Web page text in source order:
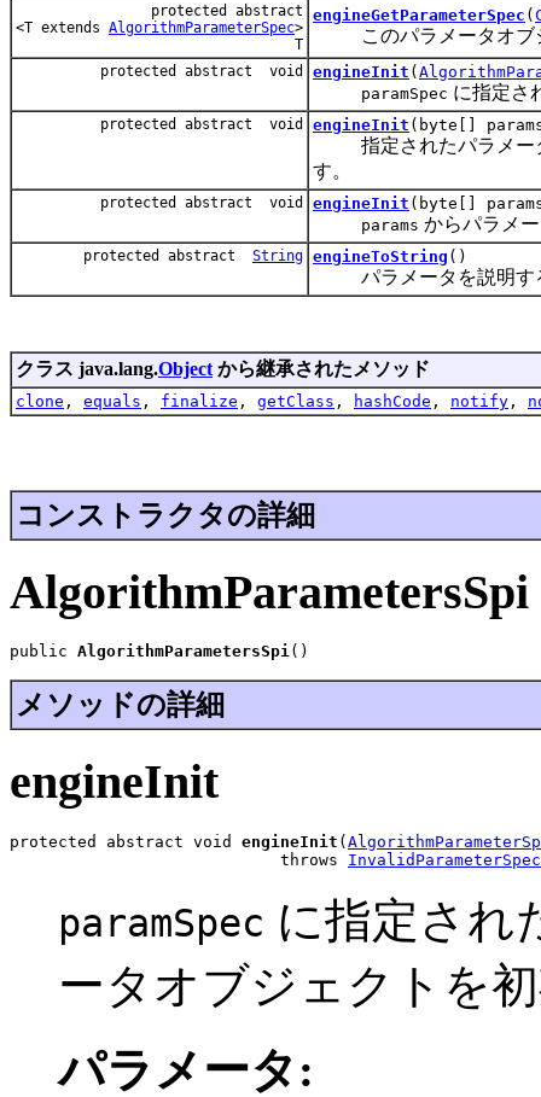
protected abstract
<T extends AlgorithmParameterSpec>
T
engineGetParameterSpec (
このパラメータオブジ
protected abstract void engineInit (
paramSpec に指定さ
protected abstract void engineInit (byte[]
指定されたパラメータ
す。
protected abstract void engineInit (byte[]
params からパラメ
protected abstract String engineToString ()
パラメータを説明する
クラス java.lang.Object から継承されたメソッド
clone , equals , finalize , getClass , hashCode , notify ,
コンストラクタの詳細
AlgorithmParametersSpi
public AlgorithmParametersSpi()
メソッドの詳細
engineInit
protected abstract void engineInit (
                            throws
paramSpec に指定され
ータオブジェクトを
パラメータ: